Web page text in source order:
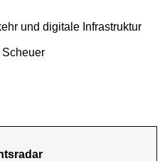
und digitale Infrastruktur